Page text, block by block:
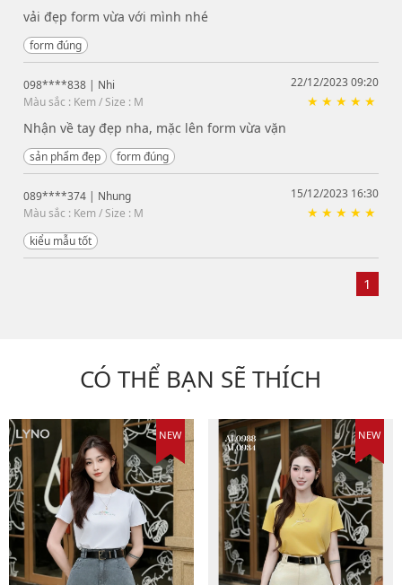
vải đẹp form vừa với mình nhé
form đúng
098****838 | Nhi
22/12/2023 09:20
Màu sắc : Kem / Size : M
Nhận về tay đẹp nha, mặc lên form vừa vặn
sản phẩm đẹp form đúng
089****374 | Nhung
15/12/2023 16:30
Màu sắc : Kem / Size : M
kiểu mẫu tốt
1
CÓ THỂ BẠN SẼ THÍCH
NEW NEW